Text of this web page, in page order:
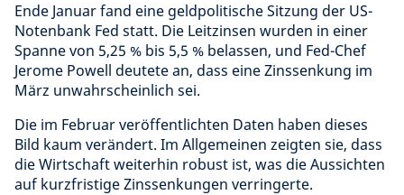
Ende Januar fand eine geldpolitische Sitzung der US-
Notenbank Fed statt. Die Leitzinsen wurden in einer
Spanne von 5,25 % bis 5,5 % belassen, und Fed-Chef
Jerome Powell deutete an, dass eine Zinssenkung im
März unwahrscheinlich sei.
Die im Februar veröffentlichten Daten haben dieses
Bild kaum verändert. Im Allgemeinen zeigten sie, dass
die Wirtschaft weiterhin robust ist, was die Aussichten
auf kurzfristige Zinssenkungen verringerte.